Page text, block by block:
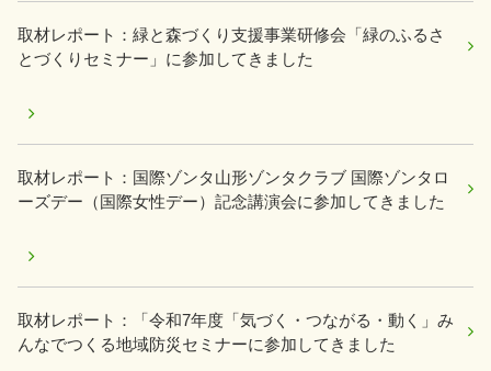
取材レポート：緑と森づくり支援事業研修会「緑のふるさ
とづくりセミナー」に参加してきました
取材レポート：国際ゾンタ山形ゾンタクラブ 国際ゾンタロ
ーズデー（国際女性デー）記念講演会に参加してきました
取材レポート：「令和7年度「気づく・つながる・動く」み
んなでつくる地域防災セミナーに参加してきました